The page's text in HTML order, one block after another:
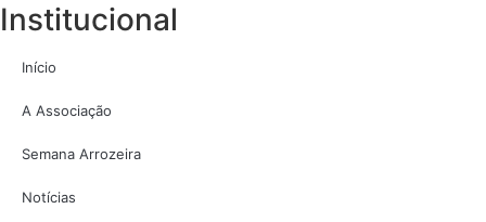
Institucional
Início
A Associação
Semana Arrozeira
Notícias